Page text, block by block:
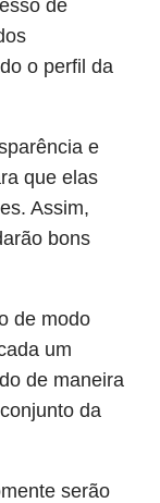
de
o perfil da
e
que elas
Assim,
bons
de modo
um
de maneira
da
serão